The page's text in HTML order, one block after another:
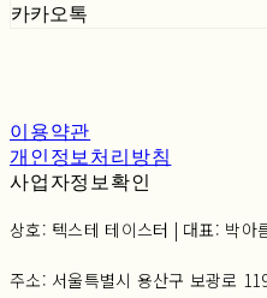
카카오톡
이용약관
개인정보처리방침
사업자정보확인
상호: 텍스테 테이스터 | 대표: 박
주소: 서울특별시 용산구 보광로